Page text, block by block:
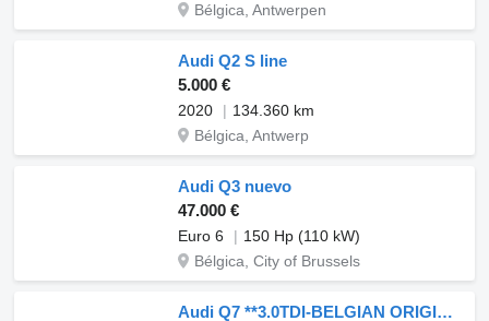
Bélgica, Antwerpen
Audi Q2 S line
5.000 €
2020
134.360 km
Bélgica, Antwerp
Audi Q3 nuevo
47.000 €
Euro 6
150 Hp (110 kW)
Bélgica, City of Brussels
Audi Q7 **3.0TDI-BELGIAN ORIGINE**